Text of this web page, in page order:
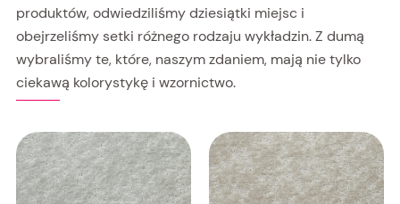
produktów, odwiedziliśmy dziesiątki miejsc i
obejrzeliśmy setki różnego rodzaju wykładzin. Z dumą
wybraliśmy te, które, naszym zdaniem, mają nie tylko
ciekawą kolorystykę i wzornictwo.